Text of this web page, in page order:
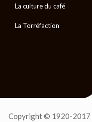
La culture du café
La Torréfaction
Copyright © 1920-2017